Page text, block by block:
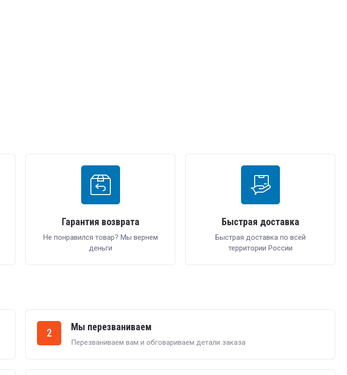
Гарантия возврата
Не понравился товар? Мы вернем
деньги
Быстрая доставка
Быстрая доставка по всей
территории России
2 Мы перезваниваем
Перезваниваем вам и обговариваем детали заказа